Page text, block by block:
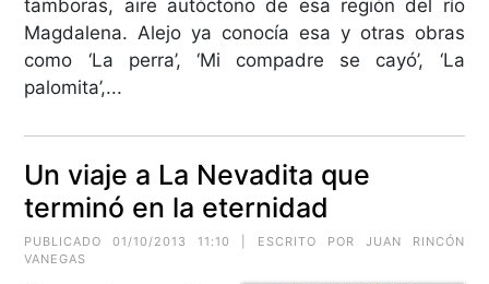
tamboras, aire autóctono de esa región del río
Magdalena. Alejo ya conocía esa y otras obras
como ‘La perra’, ‘Mi compadre se cayó’, ‘La
palomita’,...
Un viaje a La Nevadita que
terminó en la eternidad
PUBLICADO 01/10/2013 11:10 | ESCRITO POR JUAN RINCÓN
VANEGAS